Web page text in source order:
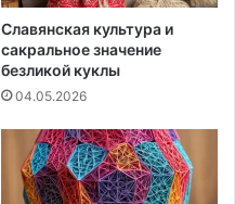
Славянская культура и
сакральное значение
безликой куклы
04.05.2026